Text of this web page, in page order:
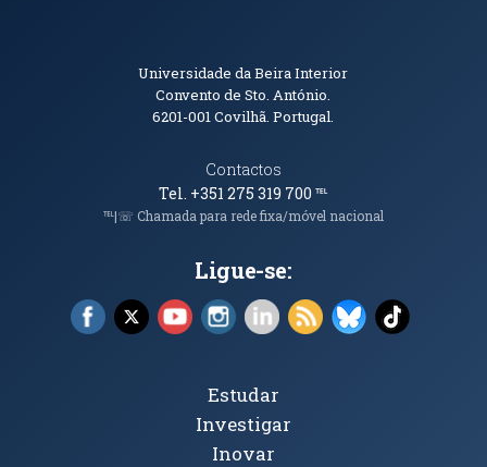
Informações de Contacto
Universidade da Beira Interior
Convento de Sto. António.
6201-001Covilhã. Portugal.
Contactos
Tel. +351 275 319 700℡
℡|☏ Chamada para rede fixa/móvel nacional
Ligue-se:
Facebook (abre em nova janela)
X (abre em nova janela)
YouTube (abre em nova janela)
Instagram (abre em nova janela)
LinkedIn (abre em nova
RSS (abre em nova
Bluesky (abre
TikTok
Tópicos Principais
Estudar
Investigar
Inovar